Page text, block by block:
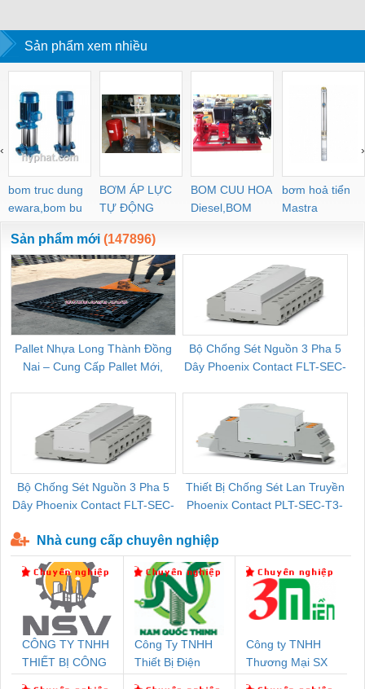
EMPARRO IP67
POWER SUPPLY 1-
PHASE
RJ45 – WEIDMULLERĐO ĐIỆN ÁP –
Sản phẩm xem nhiều
bom truc dung
ewara,bom bu
ewara
BƠM ÁP LỰC
TỰ ĐỘNG
BOM CUU HOA
Diesel,BOM
CHUA CHAY
bơm hoả tiển
Mastra
‹ ›
Sản phẩm mới (147896)
Pallet Nhựa Long Thành Đồng
Nai – Cung Cấp Pallet Mới,
Bộ Chống Sét Nguồn 3 Pha 5
Dây Phoenix Contact FLT-SEC-
Bộ Chống Sét Nguồn 3 Pha 5
Dây Phoenix Contact FLT-SEC-
Thiết Bị Chống Sét Lan Truyền
Phoenix Contact PLT-SEC-T3-
Nhà cung cấp chuyên nghiệp
CÔNG TY TNHH
THIẾT BỊ CÔNG
Công Ty TNHH
Thiết Bị Điện
Công ty TNHH
Thương Mại SX